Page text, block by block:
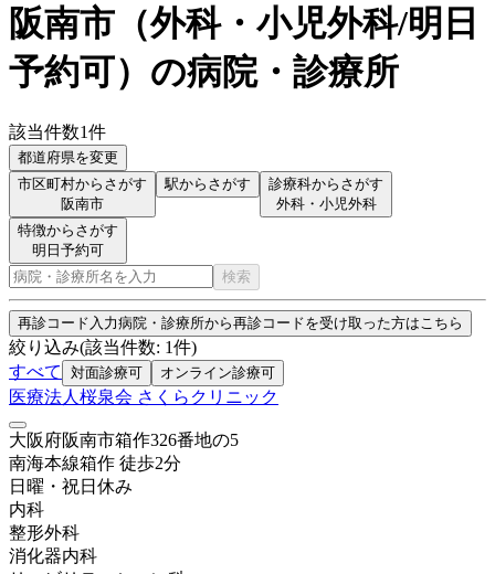
阪南市 （外科・小児外科/明日
予約可） の病院・診療所
該当件数1件
都道府県を変更
市区町村からさがす
阪南市
駅からさがす
診療科からさがす
外科・小児外科
特徴からさがす
明日予約可
検索
再診コード入力病院・診療所から再診コードを受け取った方はこちら
絞り込み(該当件数: 1件)
すべて
対面診療可 オンライン診療可
医療法人桜泉会 さくらクリニック
大阪府阪南市箱作326番地の5
南海本線箱作 徒歩2分
日曜・祝日 休み
内科
整形外科
消化器内科